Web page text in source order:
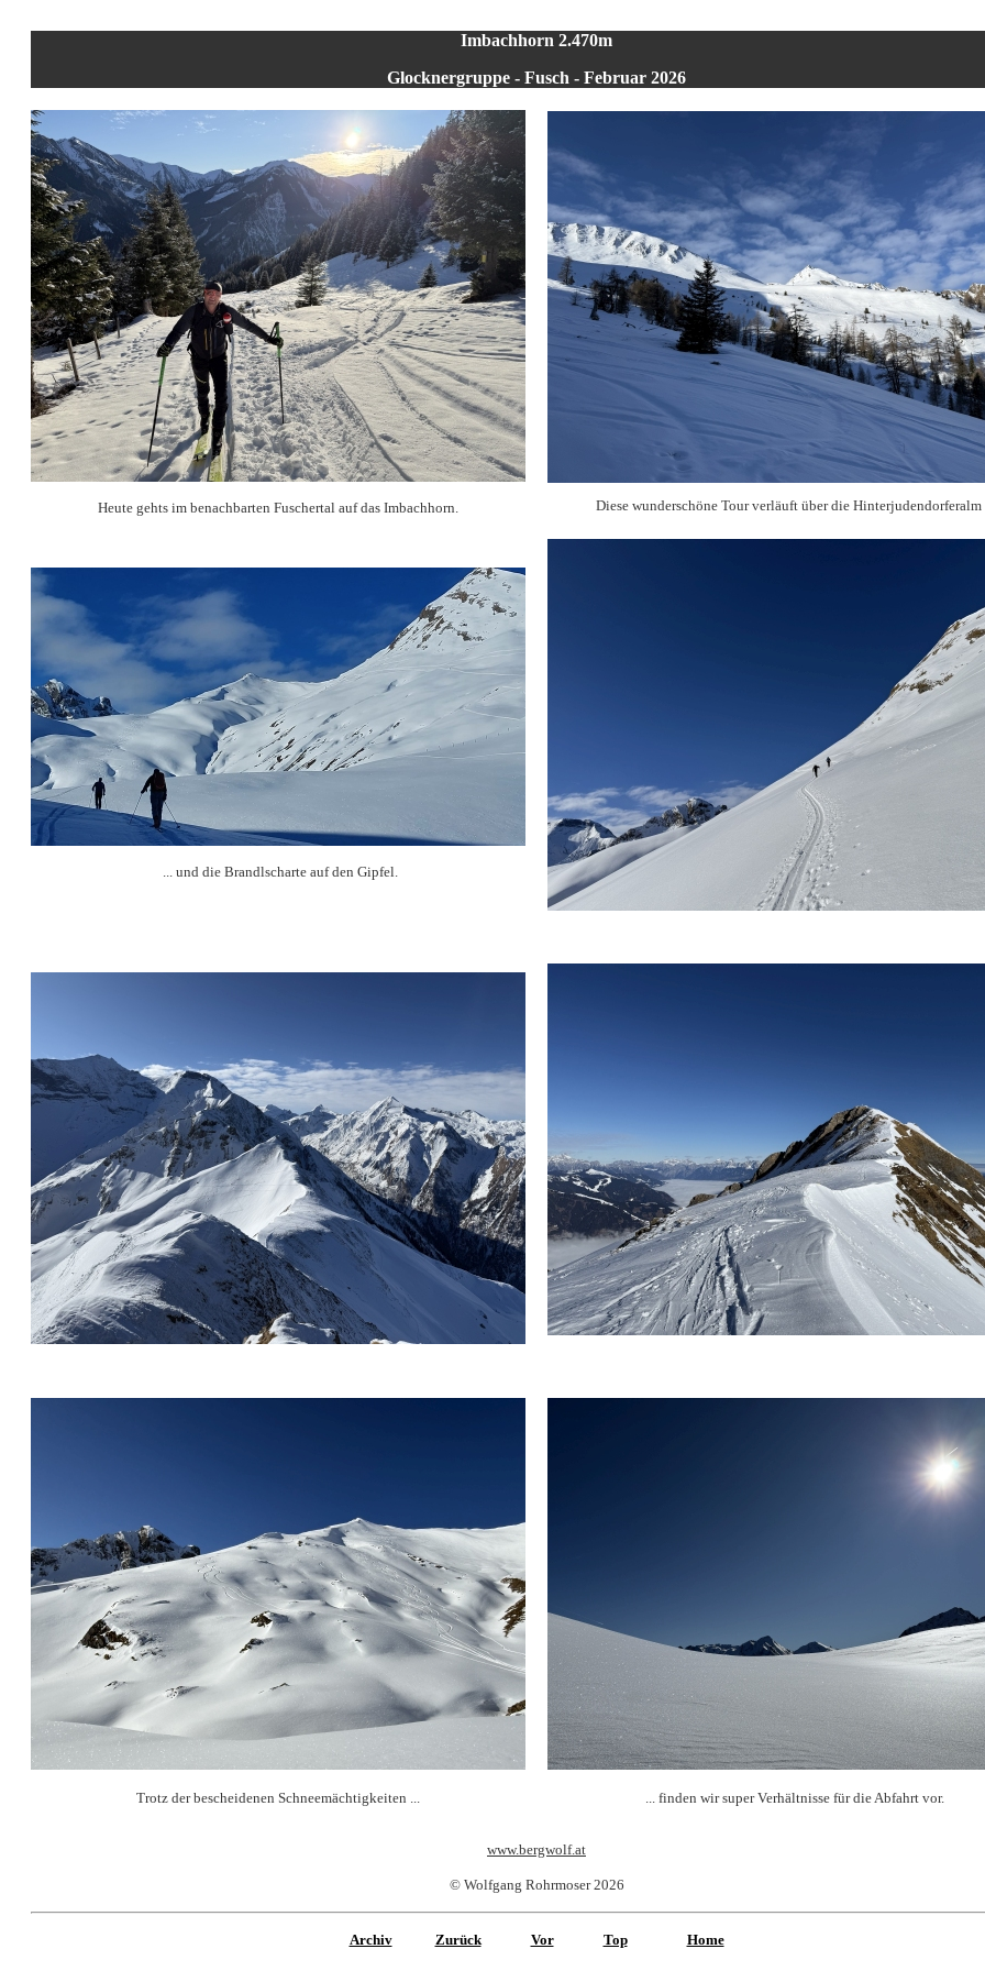
Imbachhorn 2.470m
Glocknergruppe - Fusch - Februar 2026
Heute gehts im benachbarten Fuschertal auf das Imbachhorn. Diese wunderschöne Tour verläuft über die Hinterjudendorferalm
... und die Brandlscharte auf den Gipfel.
Trotz der bescheidenen Schneemächtigkeiten ... ... finden wir super Verhältnisse für die Abfahrt vor.
www.bergwolf.at
© Wolfgang Rohrmoser 2026
Archiv Zurück Vor Top Home